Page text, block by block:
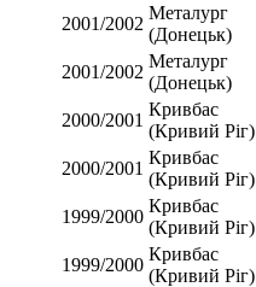
2001/2002
Металург
(Донецьк)
2001/2002
Металург
(Донецьк)
2000/2001
Кривбас
(Кривий Ріг)
2000/2001
Кривбас
(Кривий Ріг)
1999/2000
Кривбас
(Кривий Ріг)
1999/2000
Кривбас
(Кривий Ріг)